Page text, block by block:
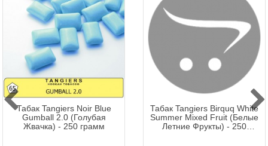
Табак Tangiers Noir Blue
Gumball 2.0 (Голубая
Жвачка) - 250 грамм
Табак Tangiers Birquq White
Summer Mixed Fruit (Белые
Летние Фрукты) - 250